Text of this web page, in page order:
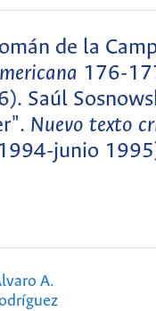
de la
176-
Saúl
Nuevo texto
junio
A.